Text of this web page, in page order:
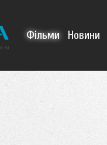
Фільми Новини